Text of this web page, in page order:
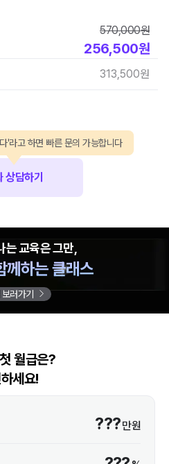
570,000원
256,500원
313,500원
상담하기
'라고 하면 빠른 문의 가능합니다
는 교육은 그만,
께하는 클래스
러가기
월급은?
세요!
???만원